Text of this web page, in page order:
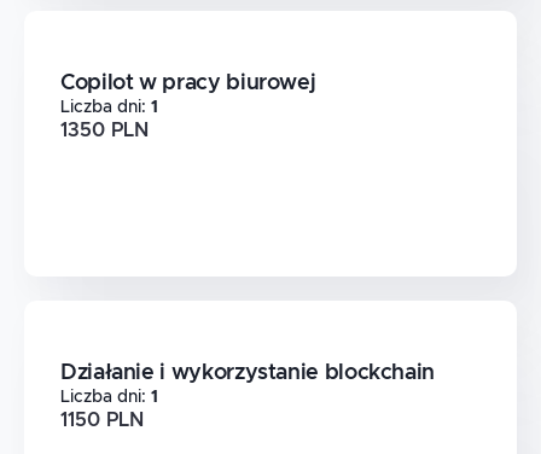
Copilot w pracy biurowej
Liczba dni: 1
1350 PLN
Działanie i wykorzystanie blockchain
Liczba dni: 1
1150 PLN